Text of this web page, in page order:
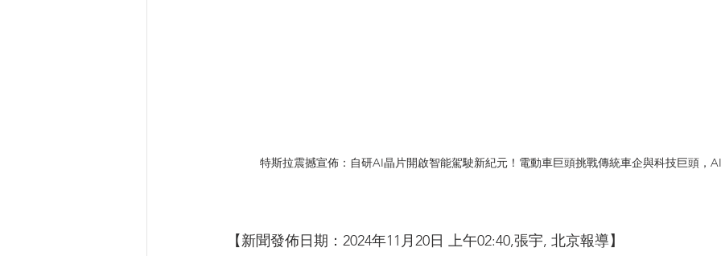
特斯拉震撼宣佈：自研AI晶片開啟智能駕駛新紀元！電動車巨頭挑戰傳統車企與科技巨頭，
【新聞發佈日期：2024年11月20日 上午02:40,張宇, 北京報導】